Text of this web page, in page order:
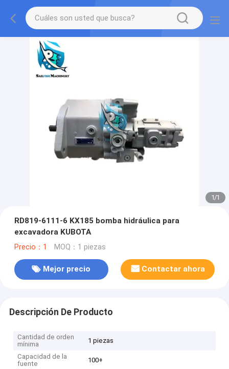
1/1
RD819-6111-6 KX185 bomba hidráulica para
excavadora KUBOTA
Precio：1 MOQ：1 piezas
Mejor precio Contactar ahora
Descripción De Producto
Cantidad de orden
mínima
1 piezas
Capacidad de la
fuente
100+